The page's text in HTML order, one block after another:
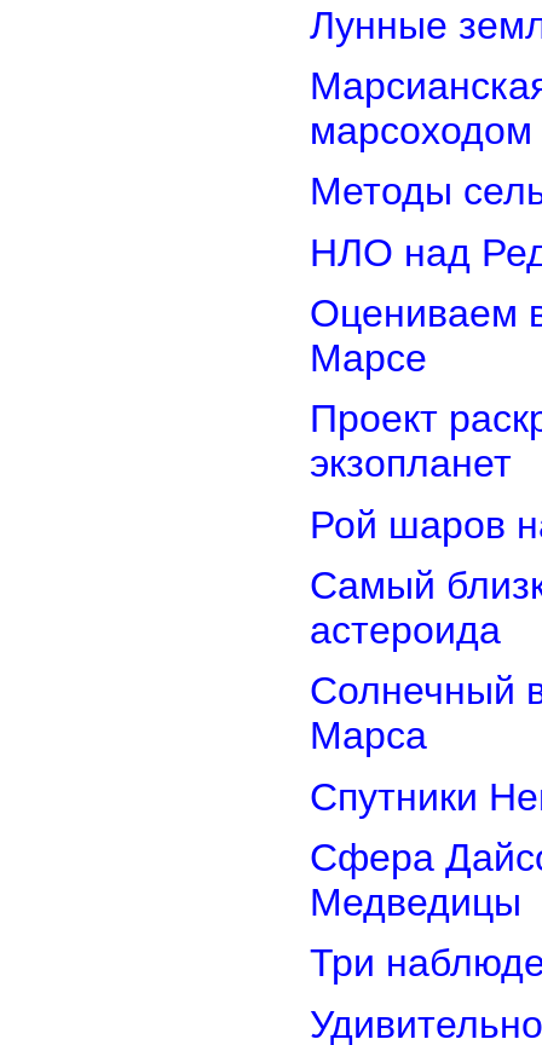
Лунные
марсоходом
Методы
НЛО над
Оцениваем
Марсе
Проект
экзопланет
Рой шаров
Самый
астероида
Солнечный
Марса
Спутники
Сфера
Медведицы
Три